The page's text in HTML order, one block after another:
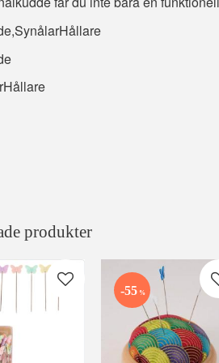
produkter
Lägg till i favoriter
55 %